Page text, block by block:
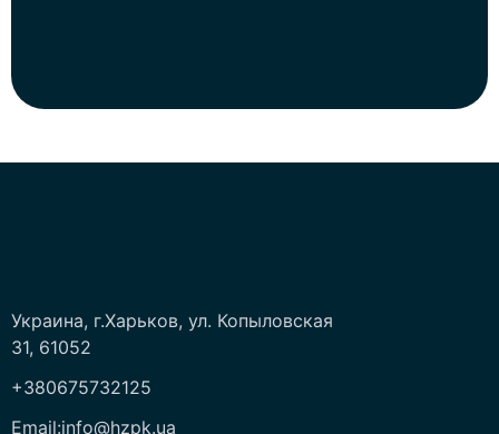
Украина, г.Харьков, ул. Копыловская
31, 61052
+380675732125
Email:info@hzpk.ua